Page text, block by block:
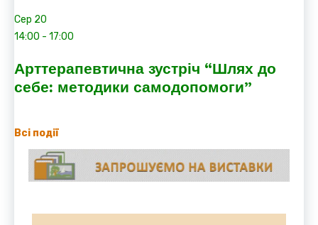
Сер 20
14:00 - 17:00
Арттерапевтична зустріч “Шлях до
себе: методики самодопомоги”
Всі події